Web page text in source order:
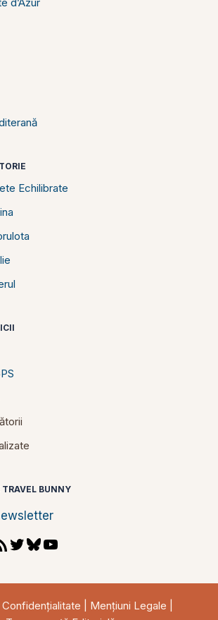
Echilibrate
BUNNY
RSSTwitterBluesky
Mențiuni Legale